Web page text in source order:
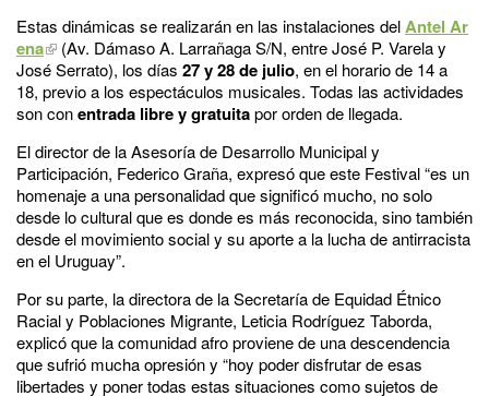
Estas dinámicas se realizarán en las instalaciones delAntel Ar
ena
(Av. Dámaso A. Larrañaga S/N, entre José P. Varela y
José Serrato), los días 27 y 28 de julio, en el horario de 14 a
18, previo a los espectáculos musicales. Todas las actividades
son conentrada libre y gratuitapor orden de llegada.
El director de la Asesoría de Desarrollo Municipal y
Participación, Federico Graña, expresó que este Festival “es un
homenaje a una personalidad que significó mucho, no solo
desde lo cultural que es donde es más reconocida, sino también
desde el movimiento social y su aporte a la lucha de antirracista
en el Uruguay”.
Por su parte, la directora de la Secretaría de Equidad Étnico
Racial y Poblaciones Migrante, Leticia Rodríguez Taborda,
explicó que la comunidad afro proviene de una descendencia
que sufrió mucha opresión y “hoy poder disfrutar de esas
libertades y poner todas estas situaciones como sujetos de